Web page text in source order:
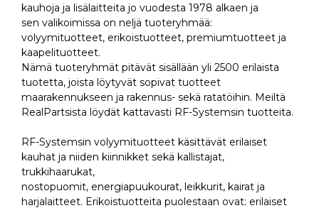
kauhoja ja lisälaitteita jo vuodesta 1978 alkaen ja
sen valikoimissa on neljä tuoteryhmää:
volyymituotteet, erikoistuotteet, premiumtuotteet ja
kaapelituotteet.
Nämä tuoteryhmät pitävät sisällään yli 2500 erilaista
tuotetta, joista löytyvät sopivat tuotteet
maarakennukseen ja rakennus- sekä ratatöihin. Meiltä
RealPartsista löydät kattavasti RF-Systemsin tuotteita.
RF-Systemsin volyymituotteet käsittävät erilaiset
kauhat ja niiden kiinnikket sekä kallistajat,
trukkihaarukat,
nostopuomit, energiapuukourat, leikkurit, kairat ja
harjalaitteet. Erikoistuotteita puolestaan ovat: erilaiset